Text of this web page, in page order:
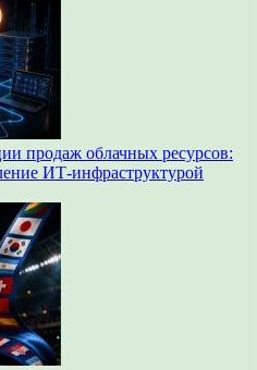
продаж облачных ресурсов:
ИТ-инфраструктурой